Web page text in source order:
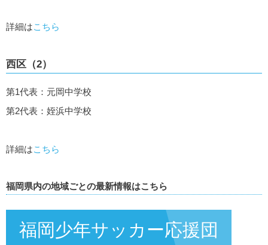
詳細はこちら
西区（2）
第1代表：元岡中学校
第2代表：姪浜中学校
詳細はこちら
福岡県内の地域ごとの最新情報はこちら
福岡少年サッカー応援団